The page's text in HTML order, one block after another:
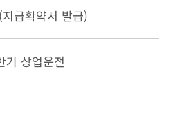
급확약서 발급)
기 상업운전